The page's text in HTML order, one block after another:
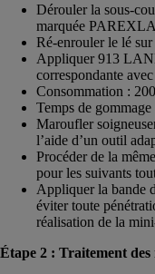
Dérouler la sous-
marquée
Ré-enrouler le lé
Appliquer 913
correspondante
Consommation :
Temps de
Maroufler
l’aide d’un outil
Procéder de la
pour les suivants
Appliquer la bande
éviter toute
réalisation de la
Étape 2 : Traitement des